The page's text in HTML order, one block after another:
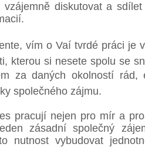
vzájemně diskutovat a
vím o Vaí tvrdé práci
kterou si nesete spolu se
za daných okolností rád,
společného zájmu.
pracují nejen pro mír a
zásadní společný
nutnost vybudovat